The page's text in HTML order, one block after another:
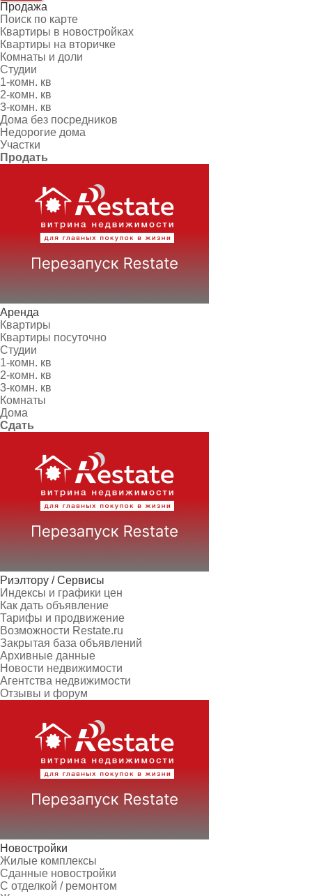
Продажа
Поиск по карте
Квартиры в новостройках
Квартиры на вторичке
Комнаты и доли
Студии
1-комн. кв
2-комн. кв
3-комн. кв
Дома без посредников
Недорогие дома
Участки
Продать
Аренда
Квартиры
Квартиры посуточно
Студии
1-комн. кв
2-комн. кв
3-комн. кв
Комнаты
Дома
Сдать
Риэлтору / Сервисы
Индексы и графики цен
Как дать объявление
Тарифы и продвижение
Возможности Restate.ru
Закрытая база объявлений
Архивные данные
Новости недвижимости
Агентства недвижимости
Отзывы и форум
Новостройки
Жилые комплексы
Сданные новостройки
С отделкой / ремонтом